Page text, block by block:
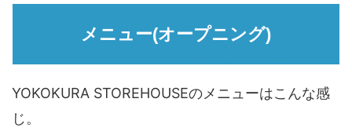
メニュー(オープニング)
YOKOKURA STOREHOUSEのメニューはこんな感
じ。